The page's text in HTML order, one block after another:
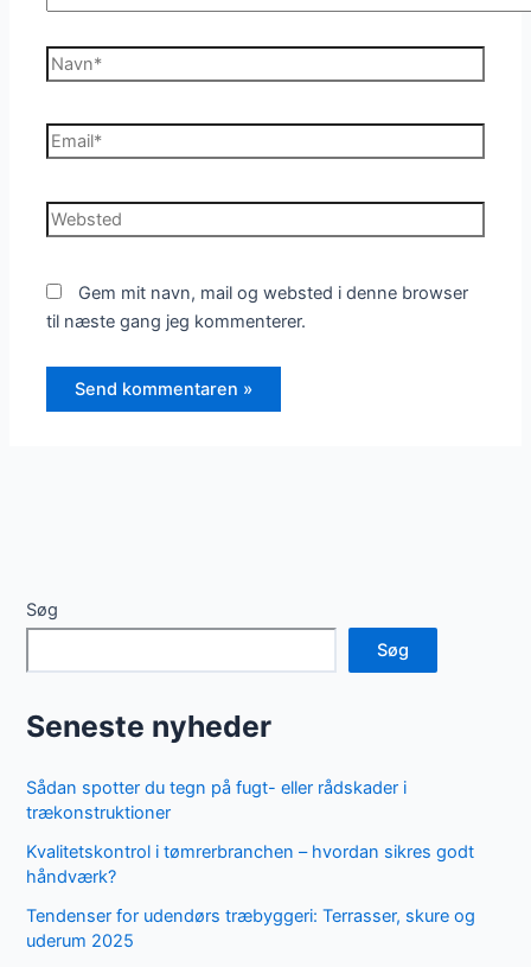
Navn*
Email*
Websted
Gem mit navn, mail og websted i denne browser
til næste gang jeg kommenterer.
Søg
Søg
Seneste nyheder
Sådan spotter du tegn på fugt- eller rådskader i
trækonstruktioner
Kvalitetskontrol i tømrerbranchen – hvordan sikres godt
håndværk?
Tendenser for udendørs træbyggeri: Terrasser, skure og
uderum 2025